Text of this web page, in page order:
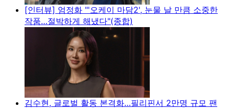
[인터뷰] 엄정화 "'오케이 마담2', 눈물 날 만큼 소중한
작품…절박하게 해냈다"(종합)
김수현, 글로벌 활동 본격화…필리핀서 2만명 규모 팬